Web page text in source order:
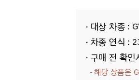
· 대상 차종 :
· 차종 연식 :
· 구매 전 확인
- 해당 상품은